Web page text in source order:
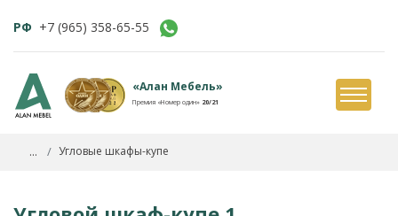
РФ +7 (965) 358-65-55
«Алан Мебель»
Премия «Номер один» 20/21
... Угловые шкафы-купе